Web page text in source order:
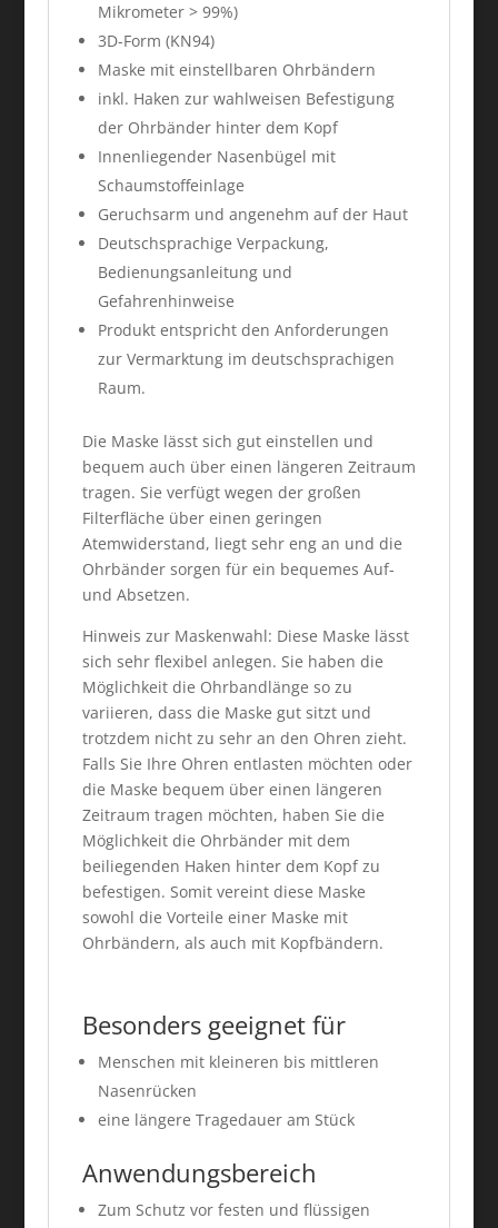
Mikrometer > 99%)
3D-Form (KN94)
Maske mit einstellbaren Ohrbändern
inkl. Haken zur wahlweisen Befestigung
der Ohrbänder hinter dem Kopf
Innenliegender Nasenbügel mit
Schaumstoffeinlage
Geruchsarm und angenehm auf der Haut
Deutschsprachige Verpackung,
Bedienungsanleitung und
Gefahrenhinweise
Produkt entspricht den Anforderungen
zur Vermarktung im deutschsprachigen
Raum.
Die Maske lässt sich gut einstellen und
bequem auch über einen längeren Zeitraum
tragen. Sie verfügt wegen der großen
Filterfläche über einen geringen
Atemwiderstand, liegt sehr eng an und die
Ohrbänder sorgen für ein bequemes Auf-
und Absetzen.
Hinweis zur Maskenwahl: Diese Maske lässt
sich sehr flexibel anlegen. Sie haben die
Möglichkeit die Ohrbandlänge so zu
variieren, dass die Maske gut sitzt und
trotzdem nicht zu sehr an den Ohren zieht.
Falls Sie Ihre Ohren entlasten möchten oder
die Maske bequem über einen längeren
Zeitraum tragen möchten, haben Sie die
Möglichkeit die Ohrbänder mit dem
beiliegenden Haken hinter dem Kopf zu
befestigen. Somit vereint diese Maske
sowohl die Vorteile einer Maske mit
Ohrbändern, als auch mit Kopfbändern.
Besonders geeignet für
Menschen mit kleineren bis mittleren
Nasenrücken
eine längere Tragedauer am Stück
Anwendungsbereich
Zum Schutz vor festen und flüssigen